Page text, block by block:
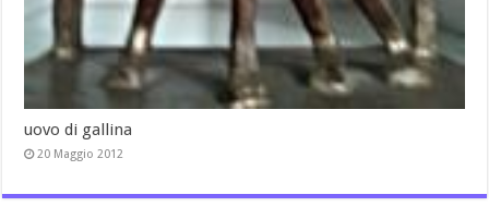
uovo di gallina
20 Maggio 2012